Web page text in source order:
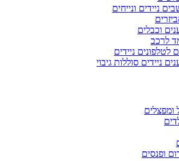
ניידים ונייחים
וכבלים
לרכב
לטלפונים ניידים
ניידים סוללות גיבוי
ומפצלים
ופנסים